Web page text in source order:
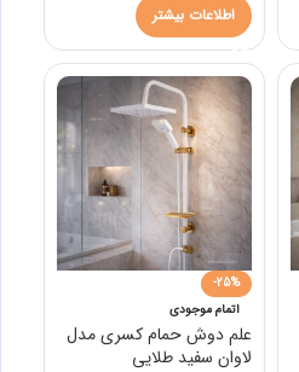
اطلاعات بیشتر
-25%
اتمام موجودی
علم دوش حمام کسری مدل
لاوان سفید طلایی